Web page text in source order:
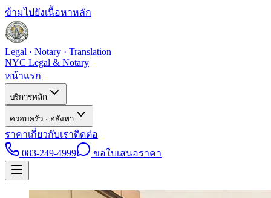
ข้ามไปยังเนื้อหาหลัก
Legal · Notary · Translation
NYC Legal & Notary
หน้าแรก
บริการหลัก
ครอบครัว · อสังหา
ราคาเกี่ยวกับเราติดต่อ
083-249-4999
ขอใบเสนอราคา